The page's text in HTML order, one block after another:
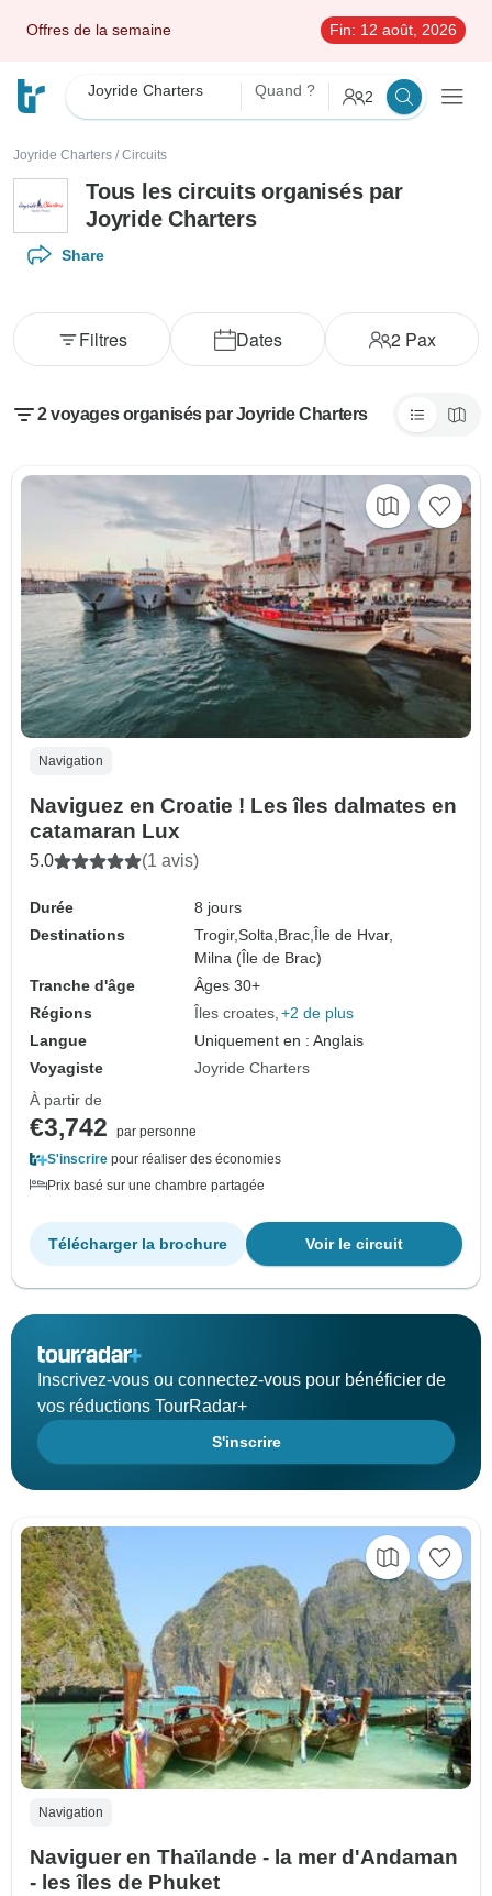
Offres de la semaine Fin: 12 août, 2026
Joyride Charters Quand ? 2
Joyride Charters / Circuits
Tous les circuits organisés par
Joyride Charters
Share
Dates 2Pax
Filtres
2 voyages organisés par Joyride Charters
Navigation
Naviguez en Croatie ! Les îles dalmates en
catamaran Lux
5.0 (1 avis)
Durée
8 jours
Destinations
Trogir,Solta, Brac, Île de Hvar,
Milna (Île de Brac)
Tranche d'âge
Âges 30+
Régions
Îles croates +2 de plus
Langue
Uniquement en : Anglais
Voyagiste
Joyride Charters
À partir de
€3,742
par personne
S'inscrire pour réaliser des économies
Prix basé sur une chambre partagée
Voir le circuit
Télécharger la brochure
Inscrivez-vous ou connectez-vous pour bénéficier de
vos réductions TourRadar+
S'inscrire
Navigation
Naviguer en Thaïlande - la mer d'Andaman
- les îles de Phuket